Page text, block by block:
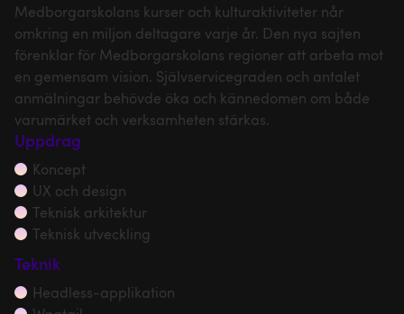
Medborgarskolans kurser och kulturaktiviteter når
omkring en miljon deltagare varje år. Den nya sajten
förenklar för Medborgarskolans regioner att arbeta mot
en gemensam vision. Självservicegraden och antalet
anmälningar behövde öka och kännedomen om både
varumärket och verksamheten stärkas.
Uppdrag
Koncept
UX och design
Teknisk arkitektur
Teknisk utveckling
Teknik
Headless-applikation